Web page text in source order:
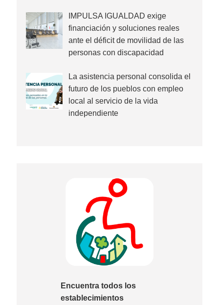
IMPULSA IGUALDAD exige
financiación y soluciones reales
ante el déficit de movilidad de las
personas con discapacidad
La asistencia personal consolida el
futuro de los pueblos con empleo
local al servicio de la vida
independiente
Encuentra todos los
establecimientos